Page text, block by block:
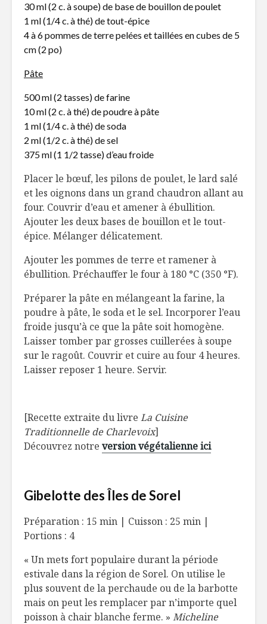
30 ml (2 c. à soupe) de base de bouillon de poulet
1 ml (1/4 c. à thé) de tout-épice
4 à 6 pommes de terre pelées et taillées en cubes de 5
cm (2 po)
Pâte
500 ml (2 tasses) de farine
10 ml (2 c. à thé) de poudre à pâte
1 ml (1/4 c. à thé) de soda
2 ml (1/2 c. à thé) de sel
375 ml (1 1/2 tasse) d’eau froide
Placer le bœuf, les pilons de poulet, le lard salé
et les oignons dans un grand chaudron allant au
four. Couvrir d’eau et amener à ébullition.
Ajouter les deux bases de bouillon et le tout-
épice. Mélanger délicatement.
Ajouter les pommes de terre et ramener à
ébullition. Préchauffer le four à 180 °C (350 °F).
Préparer la pâte en mélangeant la farine, la
poudre à pâte, le soda et le sel. Incorporer l’eau
froide jusqu’à ce que la pâte soit homogène.
Laisser tomber par grosses cuillerées à soupe
sur le ragoût. Couvrir et cuire au four 4 heures.
Laisser reposer 1 heure. Servir.
[Recette extraite du livre La Cuisine
Traditionnelle de Charlevoix]
Découvrez notre version végétalienne ici
Gibelotte des Îles de Sorel
Préparation : 15 min | Cuisson : 25 min |
Portions : 4
« Un mets fort populaire durant la période
estivale dans la région de Sorel. On utilise le
plus souvent de la perchaude ou de la barbotte
mais on peut les remplacer par n’importe quel
poisson à chair blanche ferme. » Micheline